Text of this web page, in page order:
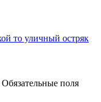
то уличный остряк
Обязательные поля